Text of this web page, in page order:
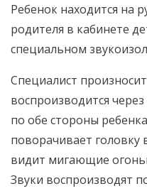
Ребенок находится на
родителя в кабинете
специальном
Специалист
воспроизводится
по обе стороны
поворачивает головку
видит мигающие
Звуки воспроизводят